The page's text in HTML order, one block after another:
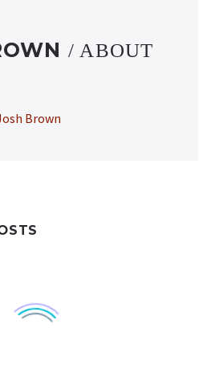
/ ABOUT
Brown